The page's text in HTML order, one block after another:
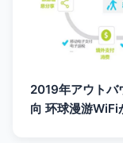
2019年アウトバ
向 环球漫游WiFi